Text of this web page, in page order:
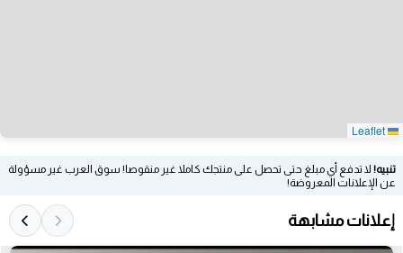
تنبيه! لا تدفع أي مبلغ حتى تحصل على منتجك كاملا غير منقوصا! سوق العرب غير مسؤولة
عن الإعلانات المعروضة!
إعلانات مشابهة